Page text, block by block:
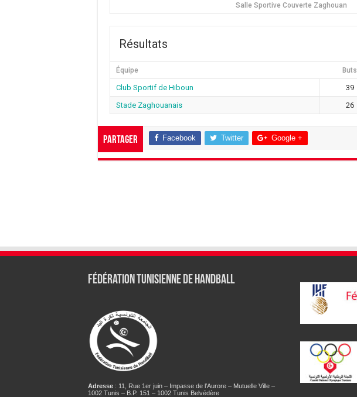
Salle Sportive Couverte Zaghouan
Résultats
Équipe Buts
Club Sportif de Hiboun 39
Stade Zaghouanais
26
Partager Facebook Twitter Google +
Fédération tunisienne de Handball
Adresse: 11, Rue 1er juin – Impasse de l’Aurore – Mutuelle Ville –
1002 Tunis – B.P. 151 – 1002 Tunis Belvédère